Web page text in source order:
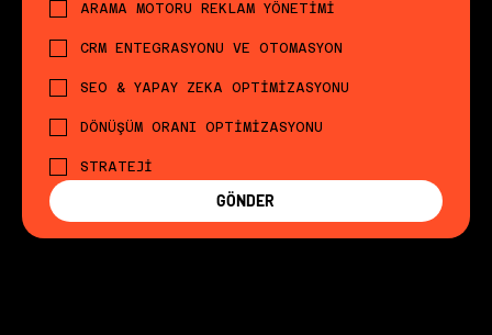
ARAMA MOTORU REKLAM YÖNETİMİ
CRM ENTEGRASYONU VE OTOMASYON
SEO & YAPAY ZEKA OPTİMİZASYONU
DÖNÜŞÜM ORANI OPTİMİZASYONU
STRATEJİ
GÖNDER